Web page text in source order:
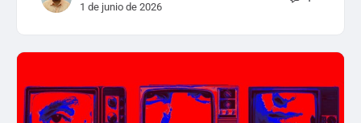
1 de junio de 2026